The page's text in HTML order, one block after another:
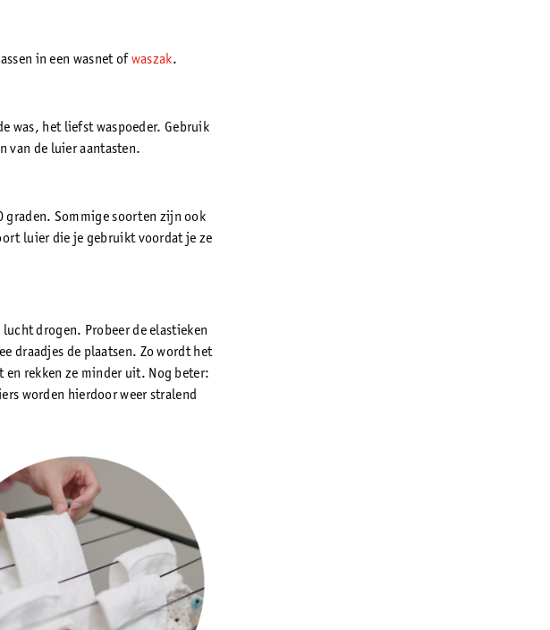
in een wasnet of waszak.
was, het liefst waspoeder. Gebruik
van de luier aantasten.
graden. Sommige soorten zijn ook
luier die je gebruikt voordat je ze
drogen. Probeer de elastieken
draadjes de plaatsen. Zo wordt het
en rekken ze minder uit. Nog beter:
worden hierdoor weer stralend